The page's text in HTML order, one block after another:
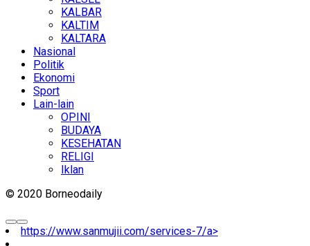
KALBAR
KALTIM
KALTARA
Nasional
Politik
Ekonomi
Sport
Lain-lain
OPINI
BUDAYA
KESEHATAN
RELIGI
Iklan
© 2020 Borneodaily
https://www.sanmujii.com/services-7/a>